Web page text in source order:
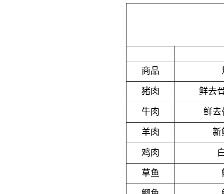
商品
猪肉 鲜去
牛肉 鲜去
羊肉 新
鸡肉
草鱼